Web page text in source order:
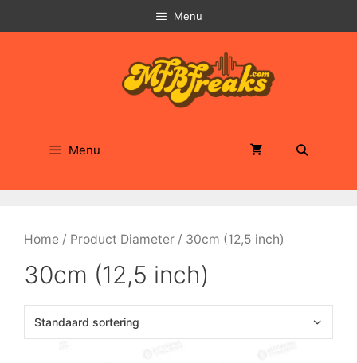
naar
Menu
Menu
Home / Product Diameter / 30cm (12,5 inch)
30cm (12,5 inch)